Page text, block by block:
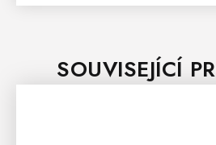
SOUVISEJÍCÍ